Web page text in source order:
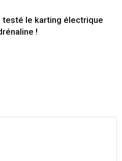
testé le karting électrique
!